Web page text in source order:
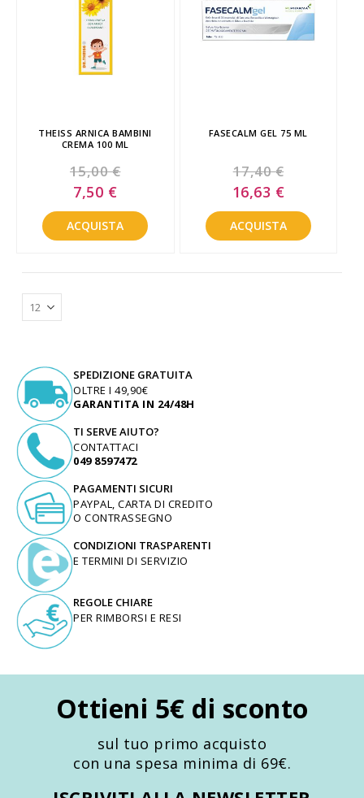
THEISS ARNICA BAMBINI
CREMA 100 ML
15,00 €
Special
Price
7,50 €
ACQUISTA
FASECALM GEL 75 ML
17,40 €
Special
Price
16,63 €
ACQUISTA
SPEDIZIONE GRATUITA
OLTRE I 49,90€
GARANTITA IN 24/48H
TI SERVE AIUTO?
CONTATTACI
049 8597472
PAGAMENTI SICURI
PAYPAL, CARTA DI CREDITO
O CONTRASSEGNO
CONDIZIONI TRASPARENTI
E TERMINI DI SERVIZIO
REGOLE CHIARE
PER RIMBORSI E RESI
Ottieni 5€ di sconto
sul tuo primo acquisto
con una spesa minima di 69€.